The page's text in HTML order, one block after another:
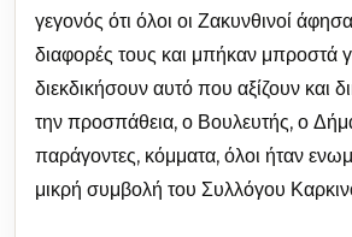
γεγονός ότι όλοι οι Ζακυνθινοί
διαφορές τους και μπήκαν μπροστά
διεκδικήσουν αυτό που αξίζουν και
την προσπάθεια, ο Βουλευτής, ο
παράγοντες, κόμματα, όλοι ήταν
μικρή συμβολή του Συλλόγου